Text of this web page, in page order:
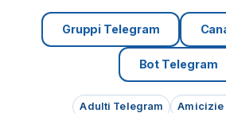
Gruppi Telegram
Bot Telegram
Adulti Telegram
Amicizie